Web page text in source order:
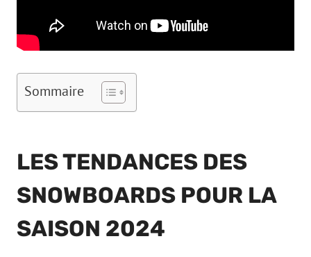
Sommaire
LES TENDANCES DES
SNOWBOARDS POUR LA
SAISON 2024